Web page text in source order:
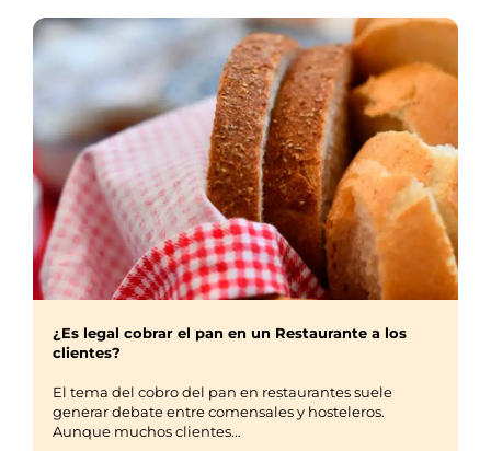
¿Es legal cobrar el pan en un Restaurante a los
clientes?
El tema del cobro del pan en restaurantes suele
generar debate entre comensales y hosteleros.
Aunque muchos clientes...